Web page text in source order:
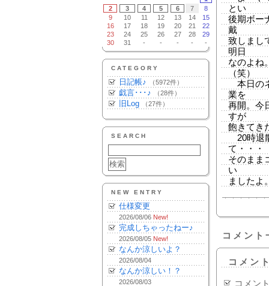
2
3 4 5 6 7
8
9
10 11 12 13 14
15
16
17 18 19 20 21
22
23
24 25 26 27 28
29
30
31 - - - - -
CATEGORY
日記帳♪ （5972件）
戯言･･･♪ （28件）
旧Log （27件）
SEARCH
NEW ENTRY
仕様変更
2026/08/06 New!
完成しちゃったねー♪
2026/08/05 New!
なんか涼しいよ？
2026/08/04
なんか涼しい！？
2026/08/03
とい
後期ボー
戴
致しまし
明日
なのよね
（笑）
本日の
業を
再開。今
すが
飽きてき
20時退
て・・・
そのまま
い
ましたよ
コメント
コメン
コメン